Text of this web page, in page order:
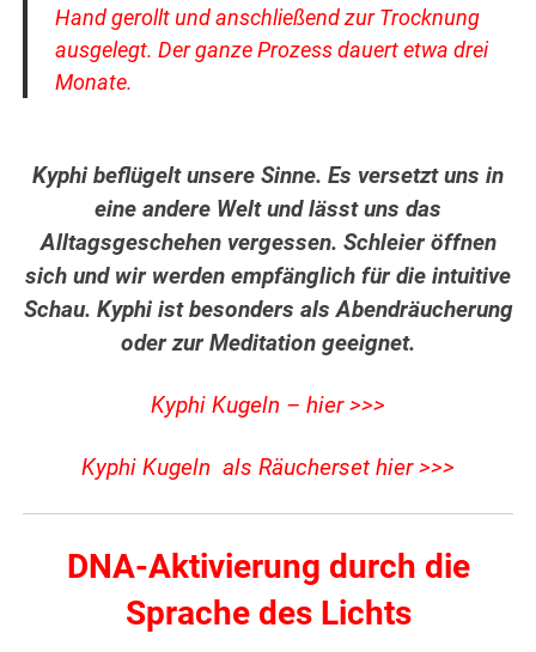
Hand gerollt und anschließend zur Trocknung
ausgelegt. Der ganze Prozess dauert etwa drei
Monate.
Kyphi beflügelt unsere Sinne. Es versetzt uns in
eine andere Welt und lässt uns das
Alltagsgeschehen vergessen. Schleier öffnen
sich und wir werden empfänglich für die intuitive
Schau. Kyphi ist besonders als Abendräucherung
oder zur Meditation geeignet.
Kyphi Kugeln – hier >>>
Kyphi Kugeln als Räucherset hier >>>
DNA-Aktivierung durch die
Sprache des Lichts